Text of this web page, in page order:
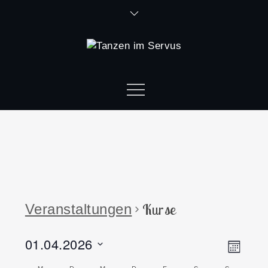
Veranstaltungen Kurse
Monat
01.04.2026
Datum